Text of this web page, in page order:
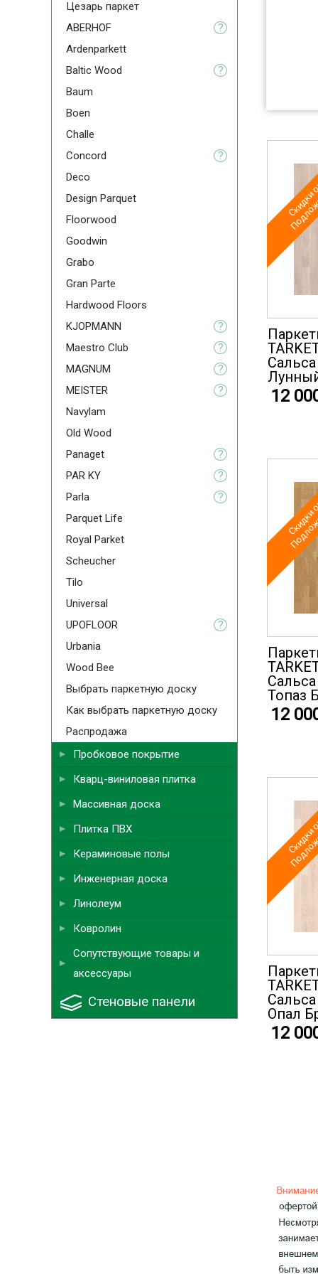
12
Топаз
12
Опал
12
Цезарь паркет
ABERHOF
?
Ardenparkett
Baltic Wood
?
Baum
Boen
Challe
Concord
?
Deco
Design Parquet
Floorwood
Goodwin
Grabo
Gran Parte
Hardwood Floors
KJOPMANN
?
Maestro Club
?
MAGNUM
?
MEISTER
?
Navylam
Old Wood
Panaget
?
PAR KY
?
Parla
?
Parquet Life
Royal Parket
Scheucher
Tilo
Universal
UPOFLOOR
?
Urbania
Wood Bee
Выбрать паркетную доску
Как выбрать паркетную доску
Распродажа
Пробковое покрытие
Кварц-виниловая плитка
Массивная доска
Плитка ПВХ
Кераминовые полы
Инженерная доска
Линолеум
Ковролин
Сопутствующие товары и
аксессуары
Стеновые панели